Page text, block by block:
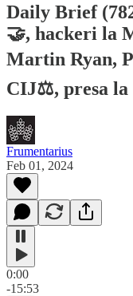
Daily Brief
🤝, hackeri la
Martin Ryan,
CIJ⚖️, presa la
Frumentarius
Feb 01, 2024
0:00
-15:53